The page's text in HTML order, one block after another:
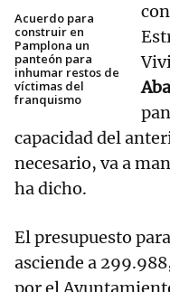
Acuerdo para
construir en
Pamplona un
panteón para
inhumar restos de
víctimas del
franquismo
capacidad del
necesario, va a
ha dicho.
El presupuesto
asciende a